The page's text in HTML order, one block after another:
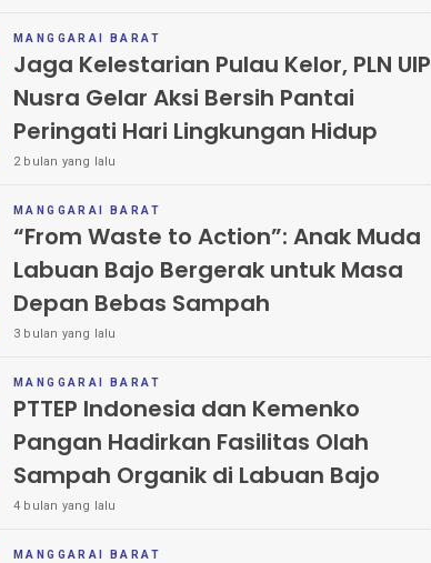
MANGGARAI BARAT
Jaga Kelestarian Pulau Kelor, PLN UIP
Nusra Gelar Aksi Bersih Pantai
Peringati Hari Lingkungan Hidup
2 bulan yang lalu
MANGGARAI BARAT
“From Waste to Action”: Anak Muda
Labuan Bajo Bergerak untuk Masa
Depan Bebas Sampah
3 bulan yang lalu
MANGGARAI BARAT
PTTEP Indonesia dan Kemenko
Pangan Hadirkan Fasilitas Olah
Sampah Organik di Labuan Bajo
4 bulan yang lalu
MANGGARAI BARAT